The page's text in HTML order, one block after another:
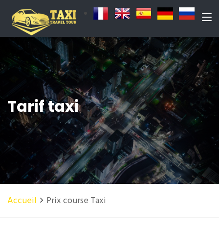
Tarif taxi
Accueil Prix course Taxi